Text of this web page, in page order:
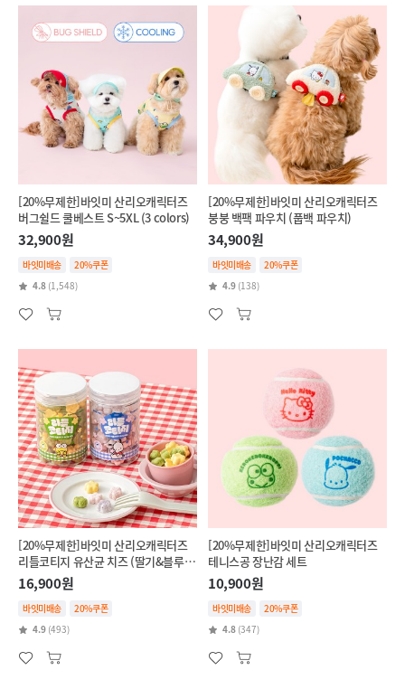
[20%무제한]바잇미 산리오캐릭터즈
버그쉴드 쿨베스트 S~5XL (3 colors)
32,900원
바잇미배송
20%쿠폰
4.8 (1,548)
[20%무제한]바잇미 산리오캐릭터즈
붕붕 백팩 파우치 (풉백 파우치)
34,900원
바잇미배송
20%쿠폰
4.9 (138)
[20%무제한]바잇미 산리오캐릭터즈
리틀코티지 유산균 치즈 (딸기&블루베
리/단호박&브로콜리)
16,900원
바잇미배송
20%쿠폰
4.9 (493)
[20%무제한]바잇미 산리오캐릭터즈
테니스공 장난감 세트
10,900원
바잇미배송
20%쿠폰
4.8 (347)